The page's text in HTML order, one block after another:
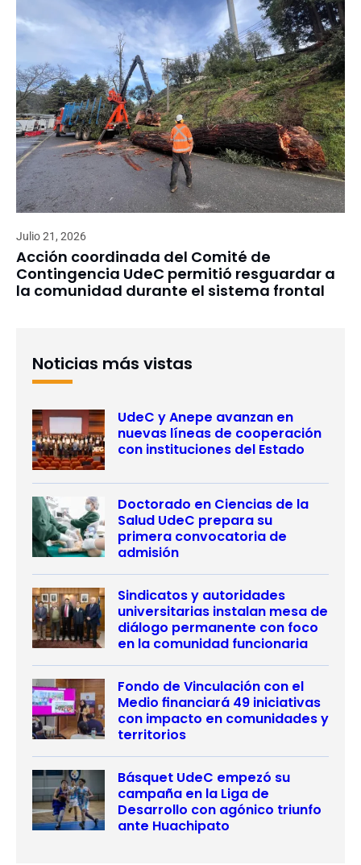
Julio 21, 2026
Acción coordinada del Comité de
Contingencia UdeC permitió resguardar a
la comunidad durante el sistema frontal
Noticias más vistas
UdeC y Anepe avanzan en
nuevas líneas de cooperación
con instituciones del Estado
Doctorado en Ciencias de la
Salud UdeC prepara su
primera convocatoria de
admisión
Sindicatos y autoridades
universitarias instalan mesa de
diálogo permanente con foco
en la comunidad funcionaria
Fondo de Vinculación con el
Medio financiará 49 iniciativas
con impacto en comunidades y
territorios
Básquet UdeC empezó su
campaña en la Liga de
Desarrollo con agónico triunfo
ante Huachipato